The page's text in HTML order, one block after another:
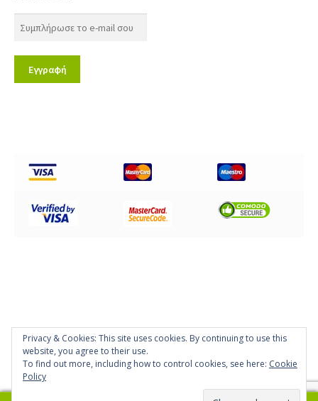
© Disc Impex Hellas 2026
Powered byPapaki Managed WordPress with WooCommerce
Privacy & Cookies: This site uses cookies. By continuing to use this
website, you agree to their use.
To find out more, including how to control cookies, see here: Cookie
Policy